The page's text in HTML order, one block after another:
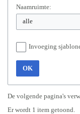
Naamruimte:
alle
Invoeging
OK
De volgende pagina's
Er wordt 1 item getoond.